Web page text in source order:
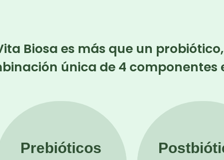
Biosa es más que un
única de 4 componentes
Prebióticos